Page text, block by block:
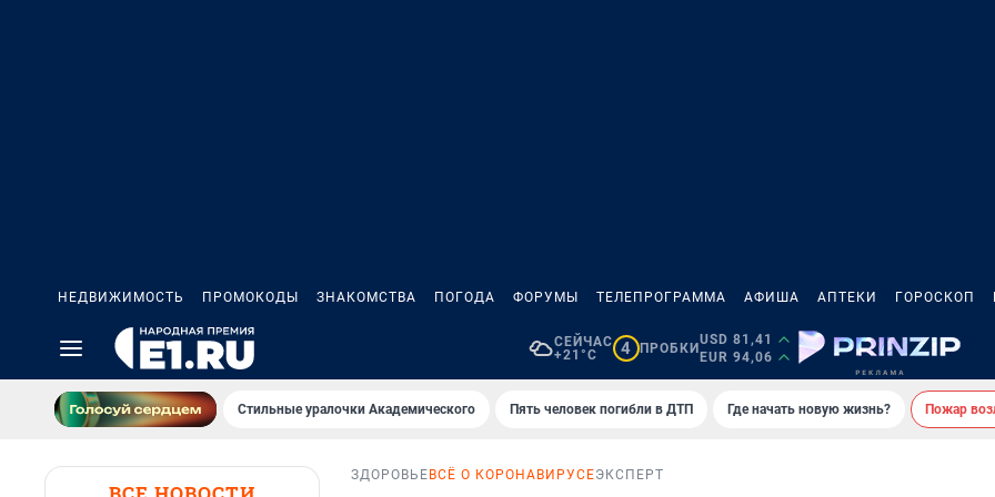
НЕДВИЖИМОСТЬ ПРОМОКОДЫ ЗНАКОМСТВА ПОГОДА ФОРУМЫ ТЕЛЕПРОГРАММА АФИША АПТЕКИ ГОРОСКОП
СЕЙЧАС
+21°C
4 ПРОБКИ
USD 81,41
EUR 94,06
Стильные уралочки Академического Пять человек погибли в ДТП Где начать новую жизнь? Пожар
ЗДОРОВЬЕ ВСЁ О КОРОНАВИРУСЕЭКСПЕРТ